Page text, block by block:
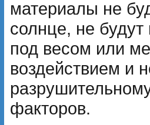
материалы не
солнце, не
под весом или
воздействием и
факторов.